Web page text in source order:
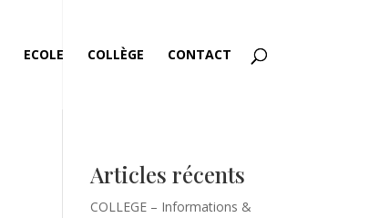
ECOLE COLLÈGE CONTACT
Articles récents
COLLEGE – Informations &